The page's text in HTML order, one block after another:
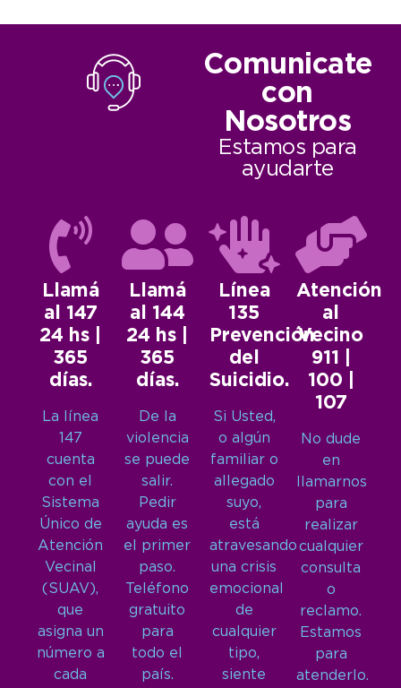
Comunicate
con
Nosotros
Estamos para
ayudarte
Llamá
al 147
24 hs |
365
días.
La línea
147
cuenta
con el
Sistema
Único de
Atención
Vecinal
(SUAV),
que
asigna un
número a
cada
Llamá
al 144
24 hs |
365
días.
De la
violencia
se puede
salir.
Pedir
ayuda es
el primer
paso.
Teléfono
gratuito
para
todo el
país.
Línea
135
Prevención
del
Suicidio.
Si Usted,
o algún
familiar o
allegado
suyo,
está
atravesando
una crisis
emocional
de
cualquier
tipo,
siente
Atención
al
Vecino
911 |
100 |
107
No dude
en
llamarnos
para
realizar
cualquier
consulta
o
reclamo.
Estamos
para
atenderlo.